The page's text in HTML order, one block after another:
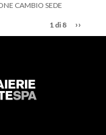
CAMBIO SEDE
1 di 8 ››